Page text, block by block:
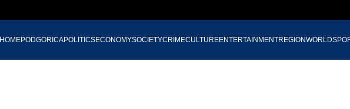
HOMEPODGORICAPOLITICSECONOMYSOCIETYCRIMECULTUREENTERTAINMENTREGIONWORLD